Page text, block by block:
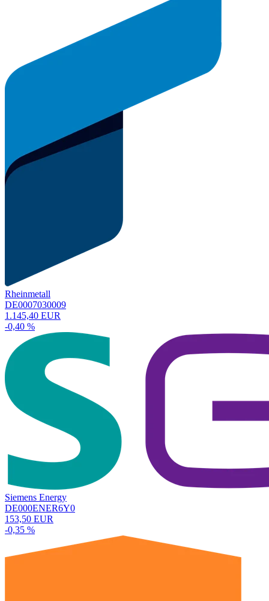
Rheinmetall
DE0007030009
1.145,40 EUR
-0,40 %
Siemens Energy
DE000ENER6Y0
153,50 EUR
-0,35 %